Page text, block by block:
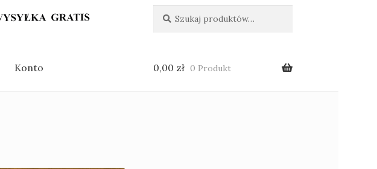
Konto 0,00 zł 0 Produkt